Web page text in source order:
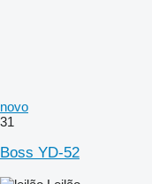
novo
31
Boss YD-52